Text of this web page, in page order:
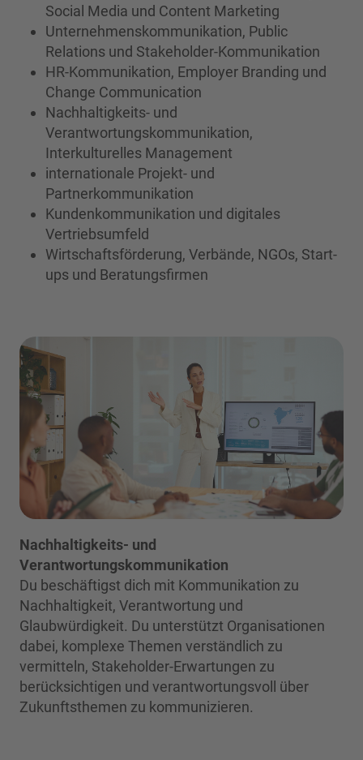
Social Media und Content Marketing
Unternehmenskommunikation, Public
Relations und Stakeholder-Kommunikation
HR-Kommunikation, Employer Branding und
Change Communication
Nachhaltigkeits- und
Verantwortungskommunikation,
Interkulturelles Management
internationale Projekt- und
Partnerkommunikation
Kundenkommunikation und digitales
Vertriebsumfeld
Wirtschaftsförderung, Verbände, NGOs, Start-
ups und Beratungsfirmen
Nachhaltigkeits- und
Verantwortungskommunikation
Du beschäftigst dich mit Kommunikation zu
Nachhaltigkeit, Verantwortung und
Glaubwürdigkeit. Du unterstützt Organisationen
dabei, komplexe Themen verständlich zu
vermitteln, Stakeholder-Erwartungen zu
berücksichtigen und verantwortungsvoll über
Zukunftsthemen zu kommunizieren.